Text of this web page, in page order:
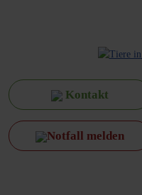
Kontakt
Notfall melden